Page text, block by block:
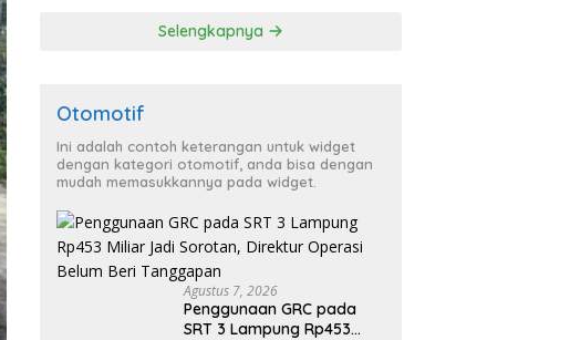
Sesuai SpesifikasiSelengkapnya
Otomotif
Ini adalah contoh keterangan untuk widget
dengan kategori otomotif, anda bisa dengan
mudah memasukkannya pada widget.
Agustus 7, 2026
Penggunaan GRC pada
SRT 3 Lampung Rp453